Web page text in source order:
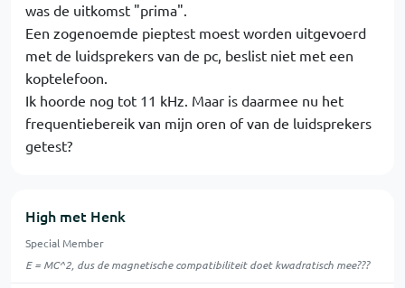
was de uitkomst "prima".
Een zogenoemde pieptest moest worden uitgevoerd
met de luidsprekers van de pc, beslist niet met een
koptelefoon.
Ik hoorde nog tot 11 kHz. Maar is daarmee nu het
frequentiebereik van mijn oren of van de luidsprekers
getest?
High met Henk
Special Member
E = MC^2, dus de magnetische compatibiliteit doet kwadratisch mee???